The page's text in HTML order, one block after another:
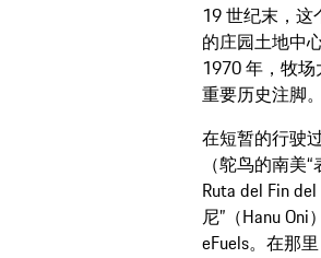
19 世纪末，这
的庄园土地中
1970 年，牧
重要历史注脚
在短暂的行驶
（鸵鸟的南美
Ruta del Fin
尼”（Hanu
eFuels。在那